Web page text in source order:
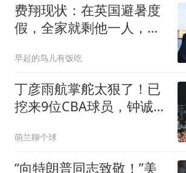
费翔现状：在英国避暑度
假，全家就剩他一人，和
早起的鸟儿有饭吃
丁彦雨航掌舵太狠了！已
挖来9位CBA球员，钟诚任
萌兰聊个球
“向特朗普同志致敬！”美